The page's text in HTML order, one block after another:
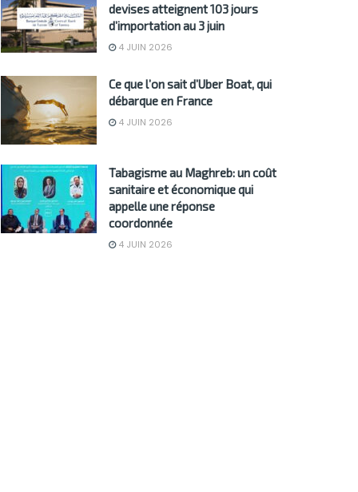
devises atteignent 103 jours
d’importation au 3 juin
4 JUIN 2026
Ce que l’on sait d’Uber Boat, qui
débarque en France
4 JUIN 2026
Tabagisme au Maghreb: un coût
sanitaire et économique qui
appelle une réponse
coordonnée
4 JUIN 2026